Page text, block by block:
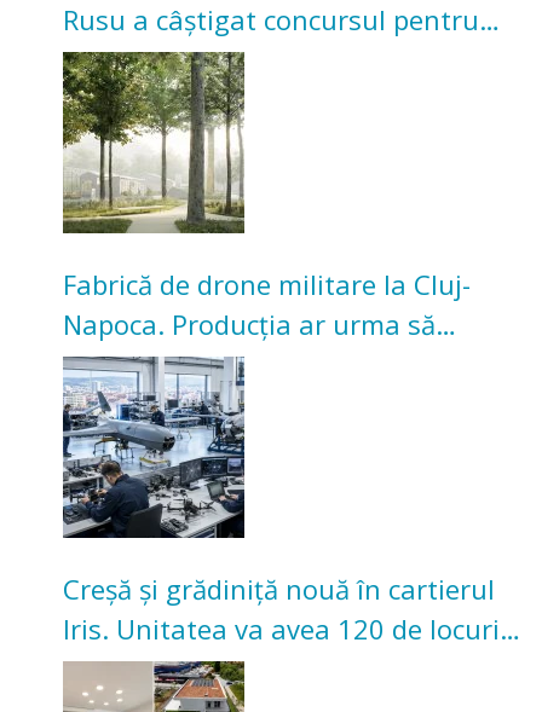
Rusu a câștigat concursul pentru
transformarea Grădinii Casei
Universitarilor
Fabrică de drone militare la Cluj-
Napoca. Producția ar urma să
înceapă în toamna acestui an
Creșă și grădiniță nouă în cartierul
Iris. Unitatea va avea 120 de locuri
pentru copii